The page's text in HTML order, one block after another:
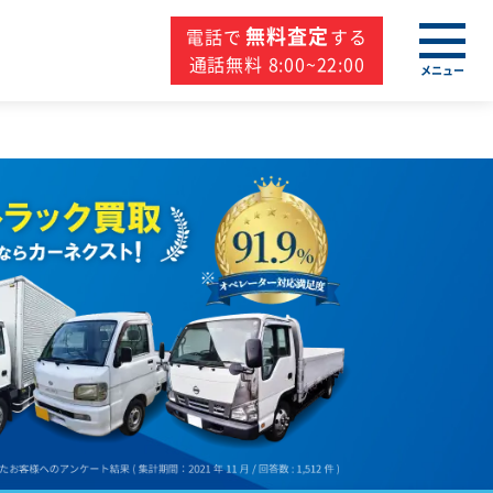
電話で 無料査定する
通話無料 8:00~22:00
メニュー